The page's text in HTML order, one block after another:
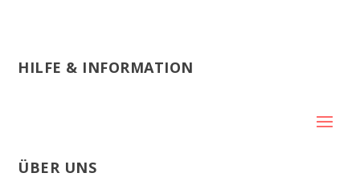
HILFE & INFORMATION
ÜBER UNS